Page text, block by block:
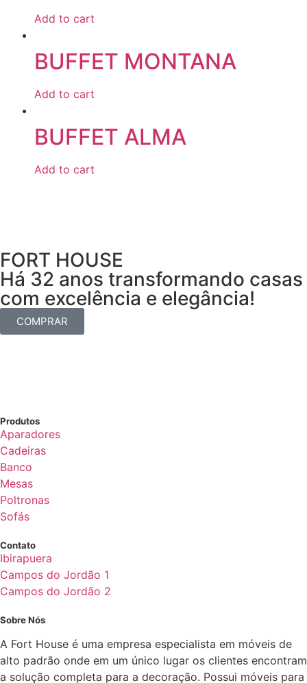
Add to cart
BUFFET MONTANA
Add to cart
BUFFET ALMA
Add to cart
FORT HOUSE
Há 32 anos transformando casas
com excelência e elegância!
COMPRAR
Produtos
Aparadores
Cadeiras
Banco
Mesas
Poltronas
Sofás
Contato
Ibirapuera
Campos do Jordão 1
Campos do Jordão 2
Sobre Nós
A Fort House é uma empresa especialista em móveis de
alto padrão onde em um único lugar os clientes encontram
a solução completa para a decoração. Possui móveis para